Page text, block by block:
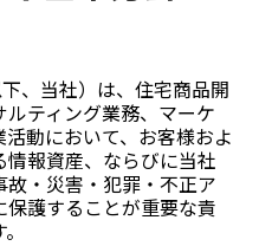
、当社）は、住宅商品開
ティング業務、マーケ
動において、お客様およ
報資産、ならびに当社
・災害・犯罪・不正ア
護することが重要な責